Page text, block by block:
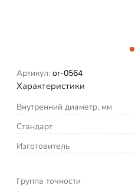
Артикул: or-0564
Характеристики
Внутренний диаметр, мм
Стандарт
Изготовитель
Группа точности